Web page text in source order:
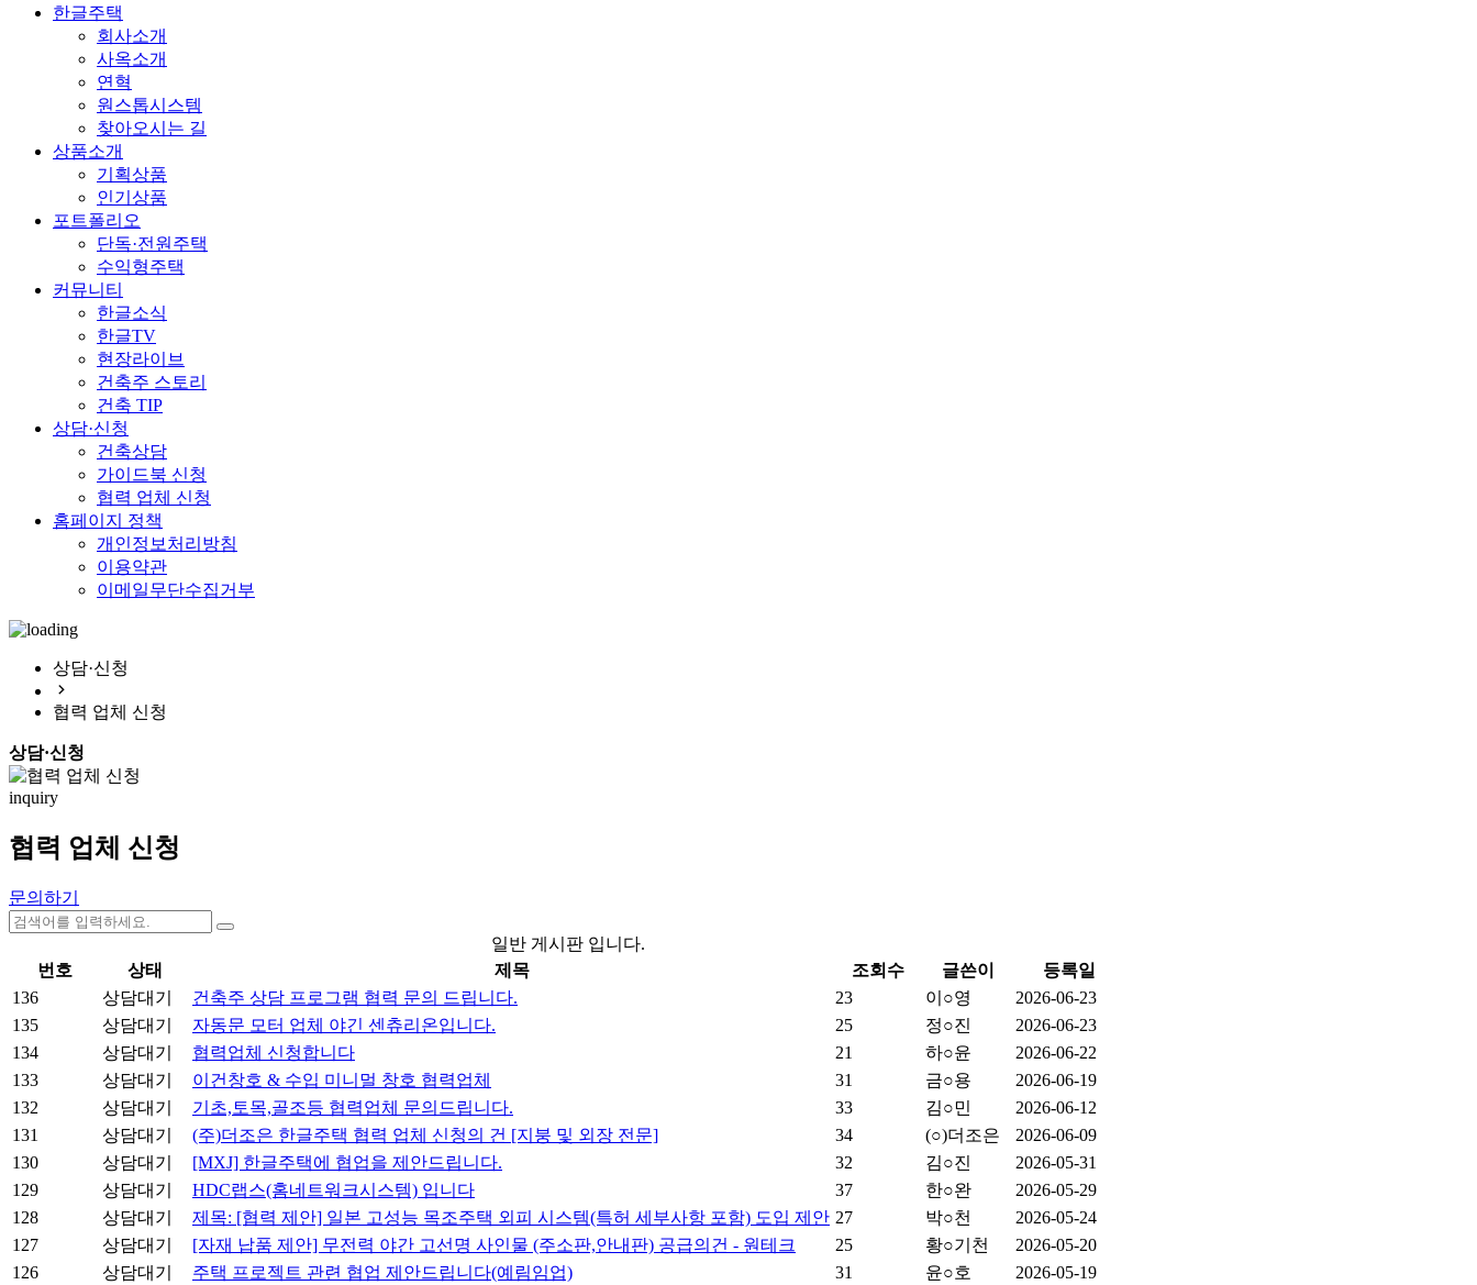
한글주택
회사소개
사옥소개
연혁
원스톱시스템
찾아오시는 길
상품소개
기획상품
인기상품
포트폴리오
단독·전원주택
수익형주택
커뮤니티
한글소식
한글TV
현장라이브
건축주 스토리
건축 TIP
상담·신청
건축상담
가이드북 신청
협력 업체 신청
홈페이지 정책
개인정보처리방침
이용약관
이메일무단수집거부
상담·신청
협력 업체 신청
상담·신청
inquiry
협력 업체 신청
문의하기
일반 게시판 입니다.
번호
상태 제목 조회수 글쓴이
등록일
136
상담대기 건축주 상담 프로그램 협력 문의 드립니다. 23 이○영
2026-06-23
135
상담대기 자동문 모터 업체 야긴 센츄리온입니다. 25 정○진
2026-06-23
134
상담대기 협력업체 신청합니다 21 하○윤
2026-06-22
133
상담대기 이건창호 & 수입 미니멀 창호 협력업체 31 금○용
2026-06-19
132
상담대기 기초,토목,골조등 협력업체 문의드립니다. 33 김○민
2026-06-12
131
상담대기 (주)더조은 한글주택 협력 업체 신청의 건 [지붕 및 외장 전문] 34 (○)더조은
2026-06-09
130
상담대기 [MXJ] 한글주택에 협업을 제안드립니다. 32 김○진
2026-05-31
129
상담대기 HDC랩스(홈네트워크시스템) 입니다 37 한○완
2026-05-29
128
상담대기 제목: [협력 제안] 일본 고성능 목조주택 외피 시스템(특허 세부사항 포함) 도입 제안 27 박○천
2026-05-24
127
상담대기 [자재 납품 제안] 무전력 야간 고선명 사인물 (주소판,안내판) 공급의건 - 원테크 25 황○기천
2026-05-20
126
상담대기 주택 프로젝트 관련 협업 제안드립니다(예림임업) 31 윤○호
2026-05-19